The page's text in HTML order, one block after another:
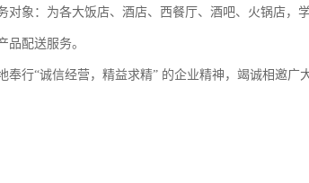
对象：为各大饭店、酒店、西餐厅、酒吧、火锅店
品配送服务。
奉行“诚信经营，精益求精” 的企业精神，竭诚相邀